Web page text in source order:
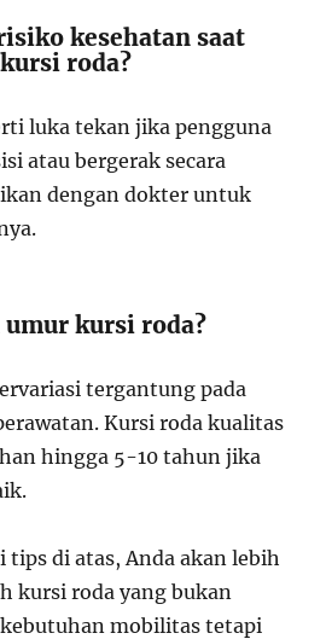
kesehatan saat
roda?
luka tekan jika pengguna
atau bergerak secara
dengan dokter untuk
umur kursi roda?
tergantung pada
Kursi roda kualitas
hingga 5-10 tahun jika
di atas, Anda akan lebih
kursi roda yang bukan
mobilitas tetapi